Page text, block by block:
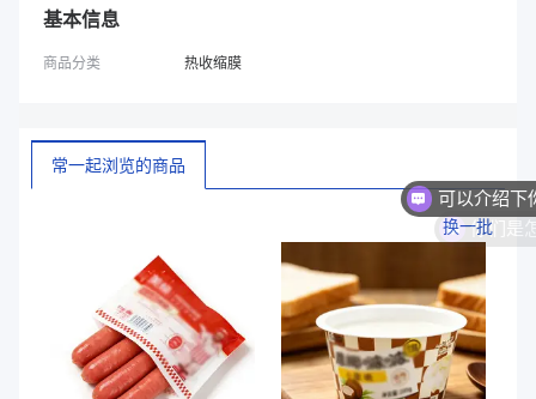
基本信息
商品分类 热收缩膜
常一起浏览的商品
换一批
你们是